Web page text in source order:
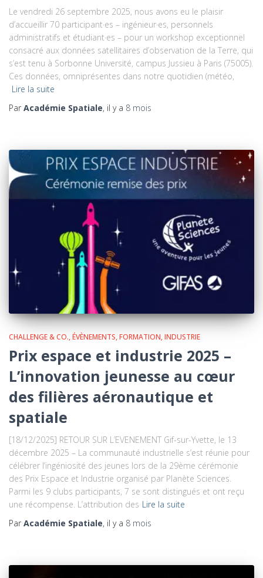
Le vendredi 26 septembre 2025, nous avons eu le plaisir
d’accueillir 70 participant·es – ingénieur·es, personnels
administratifs et étudiant·es – pour un workshop exceptionnel
consacré aux données satellitaires d’observation de la Terre, qui
s’est tenu à Sorbonne Université, campus Jussieu à Paris (75005).
Ces données, omniprésentes dans notre quotidien (météo,
Lire la suite
Par Académie Spatiale, il y a 8 mois
CHALLENGE & CO. ÉVÈNEMENTS FORMATION INDUSTRIE
Prix espace et industrie 2025 –
L’innovation jeunesse au cœur
des filières aéronautique et
spatiale
[18/12/2025] RETOUR SUR L’EVENEMENT Gif-sur-Yvette, le 13
décembre 2025 – La communauté industrielle s’est réunie pour
célébrer l’ingéniosité des jeunes lors de la 29ème cérémonie
des Prix Espace et Industrie organisé par Planète Sciences.
Parmi les 9 clubs participants, 7 se sont distingués et ont reçu
une récompense. L’attribution des Lire la suite
Par Académie Spatiale, il y a 8 mois